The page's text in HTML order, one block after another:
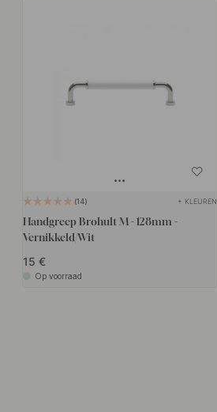
14 + KLEUREN
Handgreep Brohult M - 128mm -
Vernikkeld/Wit
15
Op voorraad